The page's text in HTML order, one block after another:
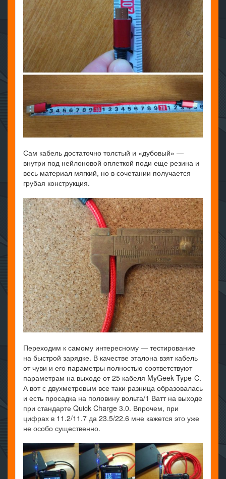
Сам кабель достаточно толстый и «дубовый» —
внутри под нейлоновой оплеткой поди еще резина и
весь материал мягкий, но в сочетании получается
грубая конструкция.
Переходим к самому интересному — тестирование
на быстрой зарядке. В качестве эталона взят кабель
от чуви и его параметры полностью соответствуют
параметрам на выходе от 25 кабеля MyGeek Type-C.
А вот с двухметровым все таки разница образовалась
и есть просадка на половину вольта/1 Ватт на выходе
при стандарте Quick Charge 3.0. Впрочем, при
цифрах в 11.2/11.7 да 23.5/22.6 мне кажется это уже
не особо существенно.